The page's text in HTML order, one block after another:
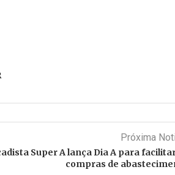
Próxima
Super A lança Dia A para
compras de